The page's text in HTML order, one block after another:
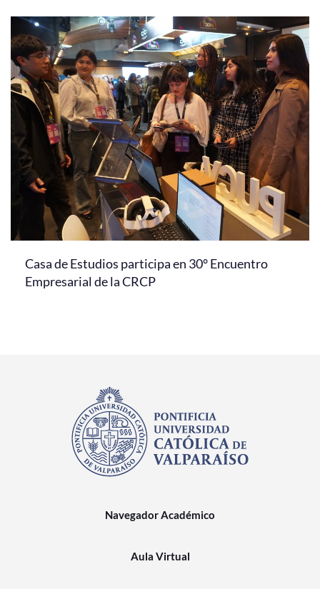
Casa de Estudios participa en 30° Encuentro
Empresarial de la CRCP
Navegador Académico
Aula Virtual